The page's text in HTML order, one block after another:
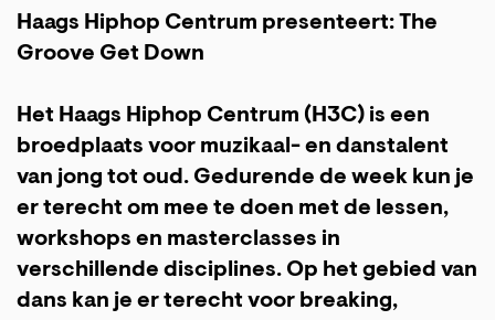
Haags Hiphop Centrum presenteert: The
Groove Get Down
Het Haags Hiphop Centrum (H3C) is een
broedplaats voor muzikaal- en danstalent
van jong tot oud. Gedurende de week kun je
er terecht om mee te doen met de lessen,
workshops en masterclasses in
verschillende disciplines. Op het gebied van
dans kan je er terecht voor breaking,